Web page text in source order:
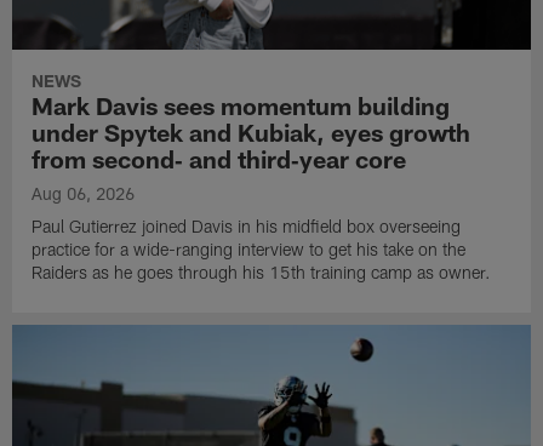
NEWS
Mark Davis sees momentum building
under Spytek and Kubiak, eyes growth
from second‑ and third‑year core
Aug 06, 2026
Paul Gutierrez joined Davis in his midfield box overseeing
practice for a wide-ranging interview to get his take on the
Raiders as he goes through his 15th training camp as owner.